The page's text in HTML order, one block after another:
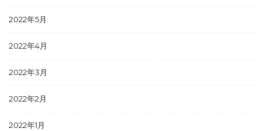
2022年5月
2022年4月
2022年3月
2022年2月
2022年1月